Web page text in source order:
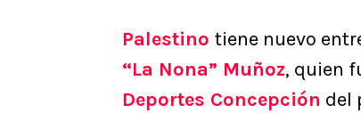
Palestino tiene nuevo
“La Nona” Muñoz, quien
Deportes Concepción del